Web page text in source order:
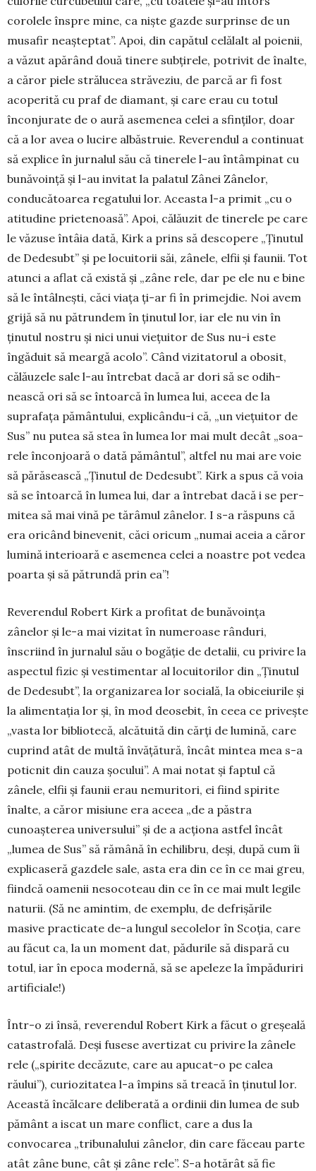
corolele în­spre mine, ca niște gaz­de sur­prinse de un
musafir ne­așteptat”. Apoi, din capătul celălalt al poienii,
a văzut apărând două ti­nere subțirele, potrivit de înalte,
a căror piele stră­lucea străveziu, de parcă ar fi fost
acoperită cu praf de diamant, și care erau cu totul
înconjurate de o aură asemenea celei a sfinților, doar
că a lor avea o lucire albăstruie. Reverendul a continuat
să explice în jur­nalul său că tinerele l-au întâmpinat cu
bună­voință și l-au invitat la palatul Zânei Zânelor,
condu­cătoarea regatului lor. Aceasta l-a pri­mit „cu o
atitudine prie­te­noa­să”. Apoi, călăuzit de tine­rele pe care
le văzuse întâia dată, Kirk a prins să descopere „Ți­nutul
de Dede­subt” și pe lo­cuitorii săi, zânele, elfii și fa­u­nii. Tot
atunci a aflat că există și „zâne rele, dar pe ele nu e bine
să le întâl­nești, căci viața ți-ar fi în primejdie. Noi avem
grijă să nu pătrundem în ținutul lor, iar ele nu vin în
ținutul nostru și nici unui vie­țuitor de Sus nu-i este
îngăduit să meargă aco­lo”. Când vizi­ta­­torul a obosit,
călău­zele sale l-au întrebat dacă ar dori să se odih­
nească ori să se întoarcă în lumea lui, aceea de la
suprafața pă­mân­tului, explicându-i că, „un viețui­tor de
Sus” nu putea să stea în lumea lor mai mult decât „soa­
rele înconjoa­ră o dată pă­mân­tul”, alt­fel nu mai are voie
să pără­seas­că „Ținu­tul de Dede­subt”. Kirk a spus că voia
să se întoarcă în lu­mea lui, dar a întrebat dacă i se per­
mitea să mai vină pe tărâmul zânelor. I s-a răs­puns că
era oricând bine­venit, căci oricum „numai aceia a căror
lumină in­terioară e asemenea celei a noastre pot vedea
poarta și să pătrundă prin ea”!
Reverendul Robert Kirk a profitat de bunăvoința
zânelor și le-a mai vizitat în numeroase rânduri,
înscriind în jurnalul său o bogăție de detalii, cu privire la
aspectul fizic și vestimentar al locuitorilor din „Ținutul
de Dedesubt”, la organizarea lor so­cială, la obiceiurile și
la alimentația lor și, în mod deosebit, în ceea ce privește
„vas­ta lor bibliotecă, alcătuită din cărți de lumină, care
cuprind atât de multă învă­țătură, încât mintea mea s-a
poticnit din cau­za șocului”. A mai notat și faptul că
zânele, elfii și faunii erau nemuritori, ei fiind spirite
înalte, a căror misiune era aceea „de a păstra
cunoașterea uni­­versului” și de a acționa astfel încât
„lumea de Sus” să rămână în echilibru, deși, după cum îi
ex­plicaseră gazdele sale, asta era din ce în ce mai greu,
fiindcă oamenii neso­coteau din ce în ce mai mult le­gile
naturii. (Să ne amintim, de exemplu, de defri­șările
masive practicate de-a lungul secolelor în Sco­ția, care
au făcut ca, la un moment dat, pădurile să dispară cu
totul, iar în epoca modernă, să se apeleze la îm­păduriri
artificiale!)
Într-o zi însă, reverendul Robert Kirk a făcut o greșeală
catastrofală. Deși fusese avertizat cu privire la zânele
rele („spirite decăzute, care au apucat-o pe calea
răului”), curiozitatea l-a împins să treacă în ținutul lor.
Această încălcare deliberată a ordinii din lumea de sub
pământ a iscat un mare conflict, care a dus la
convocarea „tribunalului zânelor, din care făceau parte
atât zâne bune, cât și zâne rele”. S-a hotărât să fie